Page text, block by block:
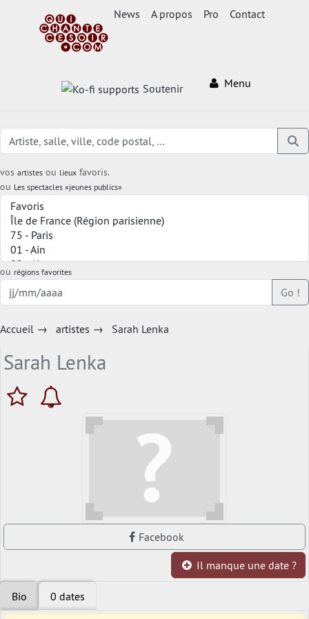
News A propos Pro Contact
Soutenir Menu
vos artistes ou lieux favoris.
ou Les spectacles «jeunes publics»
ou régions favorites
Go !
Accueil → artistes → Sarah Lenka
Sarah Lenka
Facebook
Il manque une date ?
Bio 0 dates